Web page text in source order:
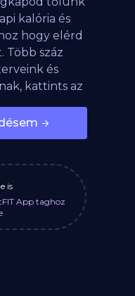
kalória és
hogy elérd
Több száz
és
kattints az
is
App taghoz